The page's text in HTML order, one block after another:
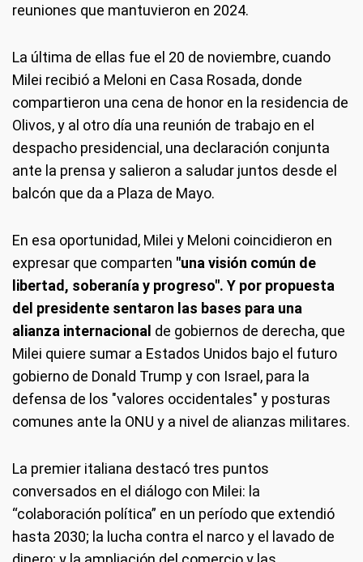
reuniones que mantuvieron en 2024.
La última de ellas fue el 20 de noviembre, cuando
Milei recibió a Meloni en Casa Rosada, donde
compartieron una cena de honor en la residencia de
Olivos, y al otro día una reunión de trabajo en el
despacho presidencial, una declaración conjunta
ante la prensa y salieron a saludar juntos desde el
balcón que da a Plaza de Mayo.
En esa oportunidad, Milei y Meloni coincidieron en
expresar que comparten "una visión común de
libertad, soberanía y progreso". Y por propuesta
del presidente sentaron las bases para una
alianza internacional de gobiernos de derecha, que
Milei quiere sumar a Estados Unidos bajo el futuro
gobierno de Donald Trump y con Israel, para la
defensa de los "valores occidentales" y posturas
comunes ante la ONU y a nivel de alianzas militares.
La premier italiana destacó tres puntos
conversados en el diálogo con Milei: la
“colaboración política” en un período que extendió
hasta 2030; la lucha contra el narco y el lavado de